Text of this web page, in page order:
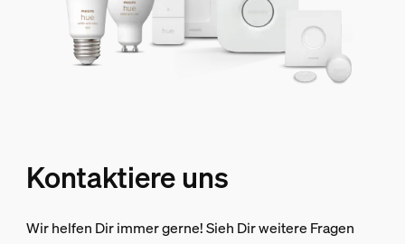
Kontaktiere uns
Wir helfen Dir immer gerne! Sieh Dir weitere Fragen